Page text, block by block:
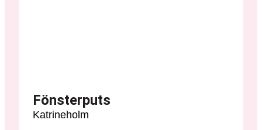
Fönsterputs
Katrineholm